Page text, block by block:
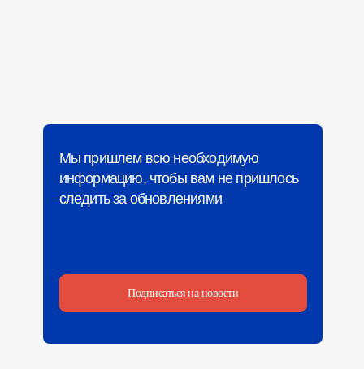
Мы пришлем всю необходимую
информацию, чтобы вам не пришлось
следить за обновлениями
Подписаться на новости